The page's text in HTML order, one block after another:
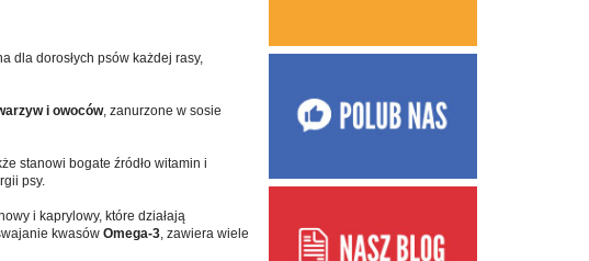
dla dorosłych psów każdej rasy,
i owoców, zanurzone w sosie
stanowi bogate źródło witamin i
psy.
i kaprylowy, które działają
kwasów Omega-3, zawiera wiele